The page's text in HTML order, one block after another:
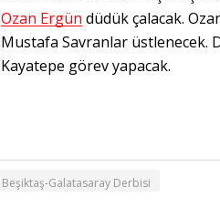
Ozan Ergün düdük çalacak.
Mustafa Savranlar üstlenecek.
Kayatepe görev yapacak.
Beşiktaş-Galatasaray Derbisi